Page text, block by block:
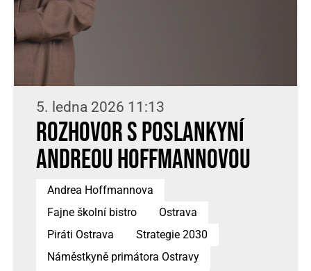
5. ledna 2026 11:13
ROZHOVOR s poslankyní
Andreou Hoffmannovou
Andrea Hoffmannova
Fajne školní bistro
Ostrava
Piráti Ostrava
Strategie 2030
Náměstkyně primátora Ostravy